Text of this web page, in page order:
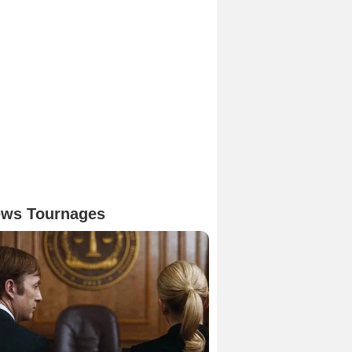
Tournages